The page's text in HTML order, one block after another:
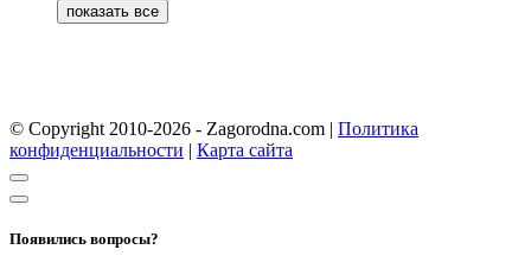
© Copyright 2010-2026 - Zagorodna.com | Политика
конфиденциальности | Карта сайта
Появились вопросы?